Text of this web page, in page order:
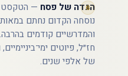
הגדה של פסח — הטקסט
והמדרשיים קודמים
חז״ל, פיוטים
של אלפי שנים.